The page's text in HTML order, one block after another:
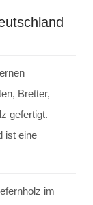
Bretter,
gefertigt.
ist eine
im